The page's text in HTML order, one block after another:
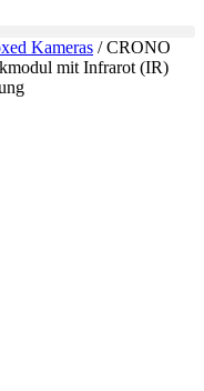
Kameras / CRONO
mit Infrarot (IR)